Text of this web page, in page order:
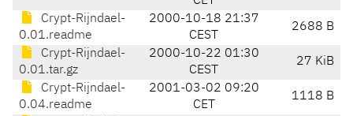
Crypt-Rijndael-
0.01.readme
2000-10-18 21:37
CEST
2688 B
Crypt-Rijndael-
0.01.tar.gz
2000-10-22 01:30
CEST
27 KiB
Crypt-Rijndael-
0.04.readme
2001-03-02 09:20
CET
1118 B